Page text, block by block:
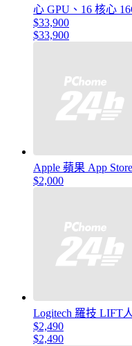
心 GPU、16 核心
$33,900
$33,900
Apple 蘋果 App
$2,000
Logitech 羅技 LIFT
$2,490
$2,490